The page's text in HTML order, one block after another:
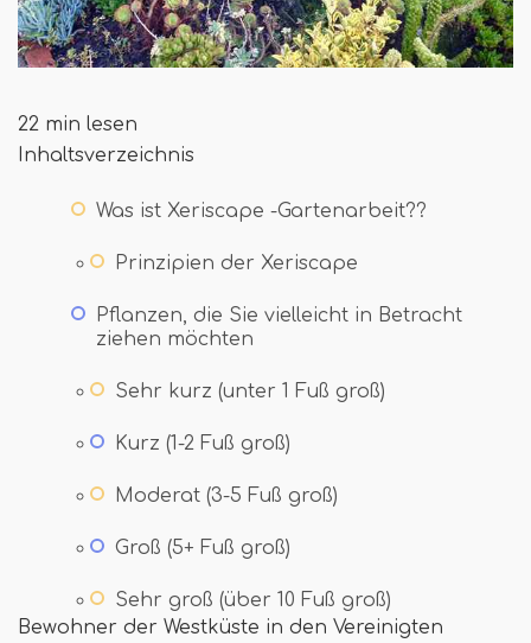
22 min lesen
Inhaltsverzeichnis
Was ist Xeriscape -Gartenarbeit??
Prinzipien der Xeriscape
Pflanzen, die Sie vielleicht in Betracht
ziehen möchten
Sehr kurz (unter 1 Fuß groß)
Kurz (1-2 Fuß groß)
Moderat (3-5 Fuß groß)
Groß (5+ Fuß groß)
Sehr groß (über 10 Fuß groß)
Bewohner der Westküste in den Vereinigten